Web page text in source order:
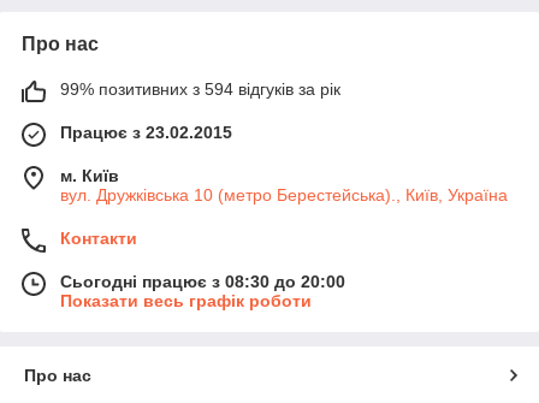
Про нас
99% позитивних з 594 відгуків за рік
Працює з 23.02.2015
м. Київ
вул. Дружківська 10 (метро Берестейська)., Київ, Україна
Контакти
Сьогодні працює з 08:30 до 20:00
Показати весь графік роботи
Про нас